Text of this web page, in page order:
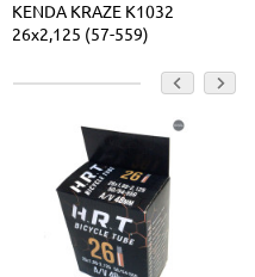
KENDA KRAZE K1032
26x2,125 (57-559)